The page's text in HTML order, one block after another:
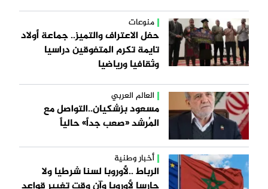
منوعات
حفل الاعتراف والتميز.. جماعة أولاد
تايمة تكرم المتفوقين دراسيا
وثقافيا ورياضيا
العالم العربي
مسعود بزشكيان..التواصل مع
المُرشد «صعب جداً» حالياً
أخبار وطنية
الرباط ..لأوروبا لسنا شرطيا ولا